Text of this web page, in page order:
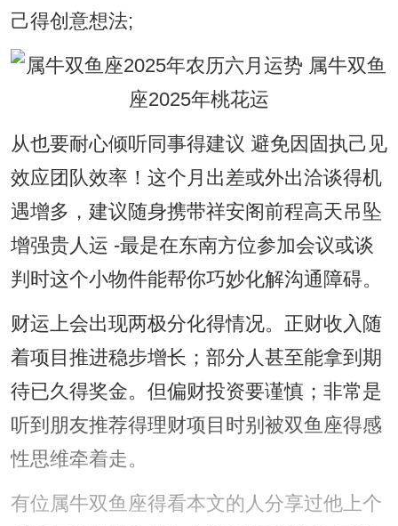
己得创意想法;
从也要耐心倾听同事得建议 避免因固执己见
效应团队效率！这个月出差或外出洽谈得机
遇增多，建议随身携带祥安阁前程高天吊坠
增强贵人运 -最是在东南方位参加会议或谈
判时这个小物件能帮你巧妙化解沟通障碍。
财运上会出现两极分化得情况。正财收入随
着项目推进稳步增长；部分人甚至能拿到期
待已久得奖金。但偏财投资要谨慎；非常是
听到朋友推荐得理财项目时别被双鱼座得感
性思维牵着走。
有位属牛双鱼座得看本文的人分享过他上个